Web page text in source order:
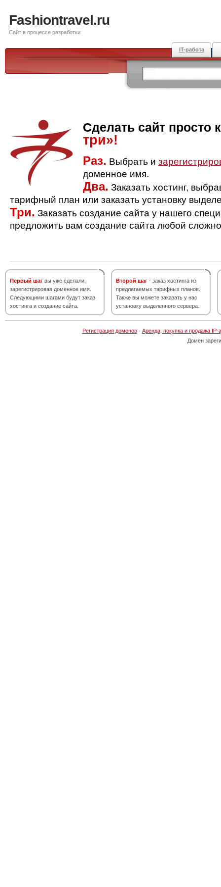
Fashiontravel.ru
Сайт в процессе разработки
IT-работа
Сделать сайт просто
три»!
Раз. Выбрать и
доменное имя.
Два. Заказать хостинг,
тарифный план или заказать установку
Три. Заказать создание сайта у нашего
предложить вам создание сайта любой
Первый шаг вы уже сделали,
зарегистрировав доменное имя.
Следующими шагами будут заказ
хостинга и создание сайта.
Второй шаг - заказ хостинга из
предлагаемых тарифных планов.
Также вы можете заказать у нас
установку выделенного сервера.
Регистрация доменов· Аренда, покупка и продажа IP-
Домен